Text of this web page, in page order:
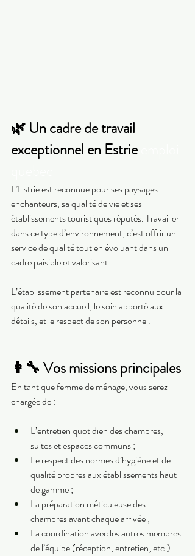
🌿 Un cadre de travail
exceptionnel en Estrie
L’Estrie est reconnue pour ses paysages
enchanteurs, sa qualité de vie et ses
établissements touristiques réputés. Travailler
dans ce type d’environnement, c’est offrir un
service de qualité tout en évoluant dans un
cadre paisible et valorisant.
L’établissement partenaire est reconnu pour la
qualité de son accueil, le soin apporté aux
détails, et le respect de son personnel.
👩‍🔧 Vos missions principales
En tant que femme de ménage, vous serez
chargée de :
L’entretien quotidien des chambres,
suites et espaces communs ;
Le respect des normes d’hygiène et de
qualité propres aux établissements haut
de gamme ;
La préparation méticuleuse des
chambres avant chaque arrivée ;
La coordination avec les autres membres
de l’équipe (réception, entretien, etc.).